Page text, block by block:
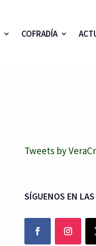
COFRADÍA
Tweets by
SÍGUENOS EN